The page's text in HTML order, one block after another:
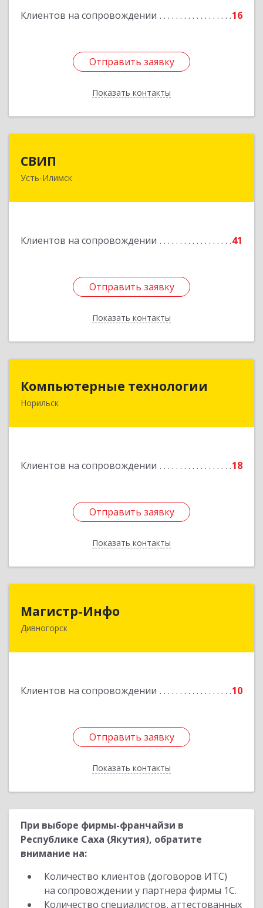
Клиентов на сопровождении 16
Отправить заявку
Показать контакты
Отправить заявку
Назад
СВИП
Усть-Илимск
Клиентов на сопровождении 41
Отправить заявку
Показать контакты
666685, Иркутская обл, Усть-Илимск г,
Отправить заявку
Назад
Компьютерные технологии
Норильск
Клиентов на сопровождении 18
Отправить заявку
Показать контакты
663302, Красноярский край, Норильск г,
Отправить заявку
Назад
Магистр-Инфо
Дивногорск
Клиентов на сопровождении 10
Отправить заявку
Показать контакты
663090 Красноярский край Дивногорск г
Отправить заявку
Назад
При выборе фирмы-франчайзи в
Республике Саха (Якутия), обратите
внимание на:
Количество клиентов (договоров ИТС)
на сопровождении у партнера фирмы 1С.
Количество специалистов, аттестованных